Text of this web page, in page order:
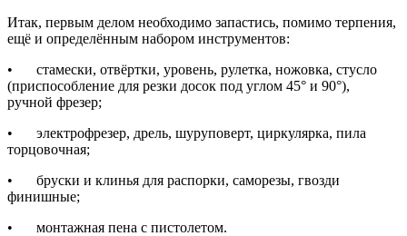
Итак, первым делом необходимо запастись, помимо терпения,
ещё и определённым набором инструментов:
•
стамески, отвёртки, уровень, рулетка, ножовка, стусло
(приспособление для резки досок под углом 45° и 90°),
ручной фрезер;
•
электрофрезер, дрель, шуруповерт, циркулярка, пила
торцовочная;
•
бруски и клинья для распорки, саморезы, гвозди
финишные;
•
монтажная пена с пистолетом.